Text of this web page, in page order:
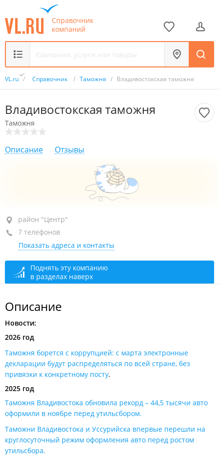
Справочник
компаний
VL.ru / Справочник / Таможня / Владивостокская таможня
Владивостокская таможня
Таможня
Описание Отзывы
район "Центр", ул. Посьетская, 21А
+7 (423) 222-83-36
+7 (423) 249-80-07дежурная служба
+7 (423) 222-86-92факс
+7 (423) 249-80-10приемная
декларирования
+7 (423) 249-80-15
+7 (423) 249-80-14
сегодня закрыто
район "Центр"
7 телефонов
Показать адреса и контакты
Поднять эту компанию
в разделах наверх
Описание
Новости:
2026 год
Таможня борется с коррупцией: с марта электронные
декларации будут распределяться по всей стране, без
привязки к конкретному посту.
2025 год
Таможня Владивостока обновила рекорд – 44,5 тысячи авто
оформили в ноябре перед утильсбором​.
Таможни Владивостока и Уссурийска впервые перешли на
круглосуточный режим оформления авто перед ростом
утильсбора​.